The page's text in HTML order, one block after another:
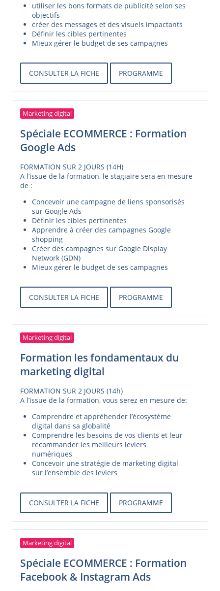
utiliser les bons formats de publicité selon ses
objectifs
créer des messages et des visuels impactants
Définir les cibles pertinentes
Mieux gérer le budget de ses campagnes
CONSULTER LA FICHE PROGRAMME
Marketing digital
Spéciale ECOMMERCE : Formation
Google Ads
FORMATION SUR 2 JOURS (14H)
A l’issue de la formation, le stagiaire sera en mesure
de :
Concevoir une campagne de liens sponsorisés
sur Google Ads
Définir les cibles pertinentes
Apprendre à créer des campagnes Google
shopping
Créer des campagnes sur Google Display
Network (GDN)
Mieux gérer le budget de ses campagnes
CONSULTER LA FICHE PROGRAMME
Marketing digital
Formation les fondamentaux du
marketing digital
FORMATION SUR 2 JOURS (14h)
A l’issue de la formation, vous serez en mesure de:
Comprendre et appréhender l’écosystème
digital dans sa globalité
Comprendre les besoins de vos clients et leur
recommander les meilleurs leviers
numériques
Concevoir une stratégie de marketing digital
sur l’ensemble des leviers
CONSULTER LA FICHE PROGRAMME
Marketing digital
Spéciale ECOMMERCE : Formation
Facebook & Instagram Ads